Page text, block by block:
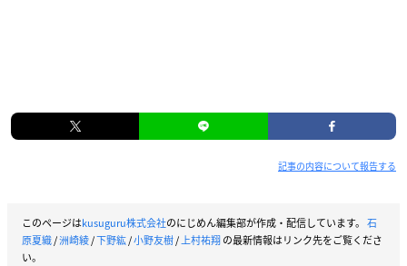
記事の内容について報告する
このページはkusuguru株式会社のにじめん編集部が作成・配信しています。 石
原夏織/洲崎綾/下野紘/小野友樹/上村祐翔の最新情報はリンク先をご覧くださ
い。